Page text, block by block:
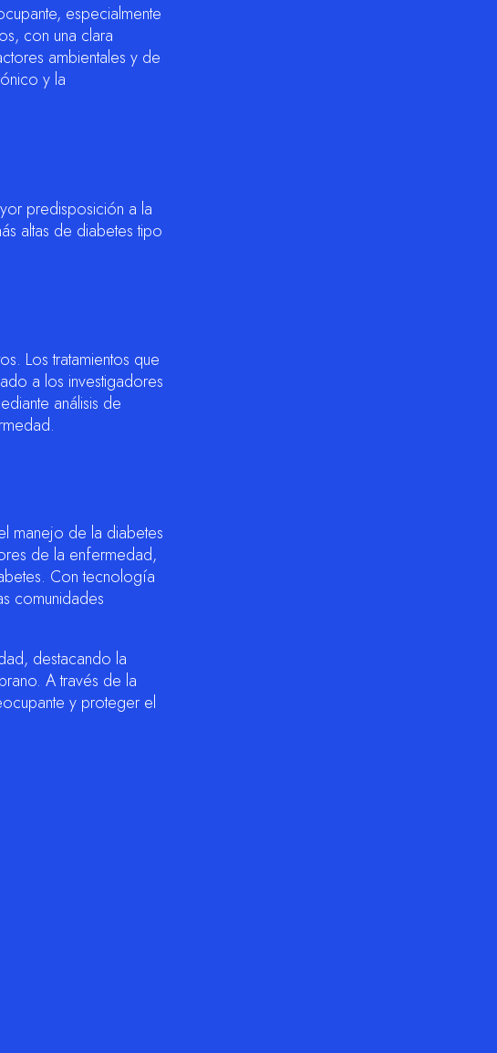
especialmente
con una clara
ambientales y de
y la
predisposición a la
altas de diabetes tipo
Los tratamientos que
a los investigadores
análisis de
manejo de la diabetes
de la enfermedad,
Con tecnología
comunidades
destacando la
A través de la
y proteger el